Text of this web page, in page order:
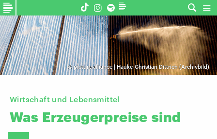
©picture alliance | Hauke-Christian Dittrich (Archivbild)
Wirtschaft und Lebensmittel
Was Erzeugerpreise sind